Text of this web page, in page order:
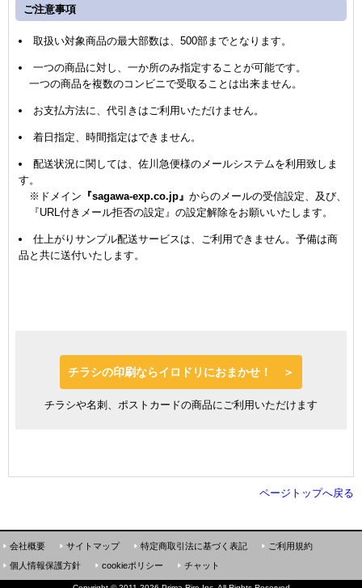
ご注意事項
取扱い対象商品の最大部数は、500部までとなります。
一つの商品に対し、一か所のみ指定することが可能です。
一つの商品を複数のコンビニで受取ることは出来ません。
お支払方法に、代引きはご利用いただけません。
着日指定、時間指定はできません。
配送状況に関しては、佐川急便様のメールシステムを利用致しま
す。
※ドメイン 『sagawa-exp.co.jp』 からのメールの受信設定、及び、
『URL付きメール拒否の設定』の設定解除をお願いいたします。
仕上がりサンプル配送サービスは、ご利用できません。予備は商
品と共に送付いたします。
チラシの印刷ならイロドリにおまかせ！ ＞
チラシや名刺、ポストカードの商品にご利用いただけます
ページトップへ戻る
会社概要 サイトマップ 特定商取引法に基づく表記
ご利用規約
個人情報保護方針
cookieポリシー チャット